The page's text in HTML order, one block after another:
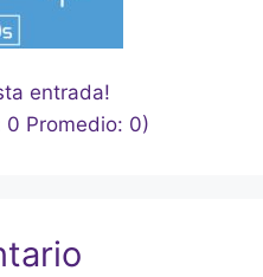
entrada!
0 Promedio: 0)